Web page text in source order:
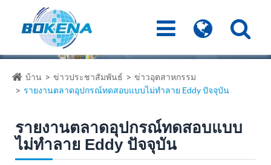
บ้าน ข่าวประชาสัมพันธ์
ข่าวอุตสาหกรรม
รายงานตลาดอุปกรณ์ทดสอบแบบไม่ทำลาย Eddy ปัจจุบัน
รายงานตลาดอุปกรณ์ทดสอบแบบ
ไม่ทำลาย Eddy ปัจจุบัน